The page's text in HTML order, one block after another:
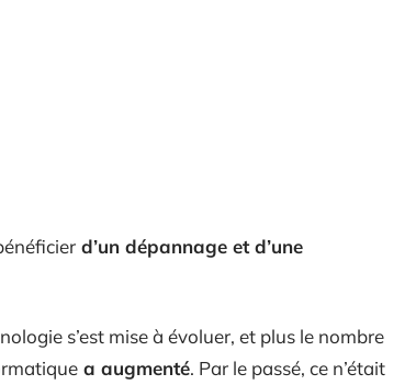
d’un dépannage et d’une
s’est mise à évoluer, et plus le nombre
a augmenté. Par le passé, ce n’était